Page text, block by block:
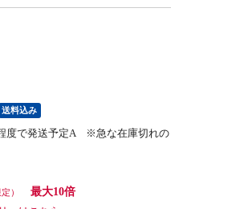
送料込み
度で発送予定A ※急な在庫切れの
）
最大10倍